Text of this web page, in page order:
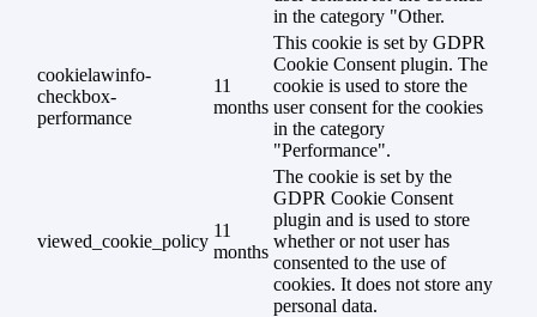
in the category "Other.
cookielawinfo-
checkbox-
performance
11
months
This cookie is set by GDPR
Cookie Consent plugin. The
cookie is used to store the
user consent for the cookies
in the category
"Performance".
viewed_cookie_policy
11
months
The cookie is set by the
GDPR Cookie Consent
plugin and is used to store
whether or not user has
consented to the use of
cookies. It does not store any
personal data.